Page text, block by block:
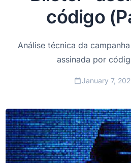
código
Análise técnica da
assinada por
January 7,